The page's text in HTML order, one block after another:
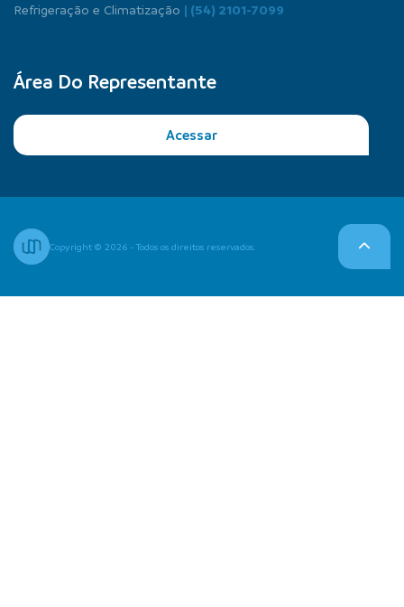
Refrigeração e Climatização | (54) 2101-7099
Área Do Representante
Acessar
Copyright © 2026 - Todos os direitos reservados.